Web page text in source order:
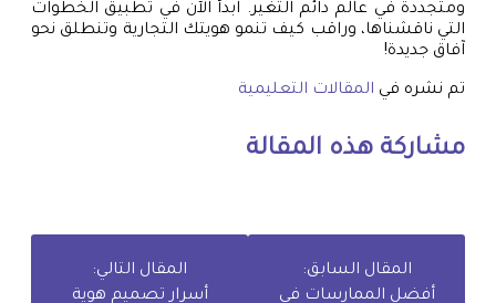
ومتجددة في عالم دائم التغير. ابدأ الآن في تطبيق الخطوات
التي ناقشناها، وراقب كيف تنمو هويتك التجارية وتنطلق نحو
آفاق جديدة!
تم نشره في المقالات التعليمية
مشاركة هذه المقالة
المقال السابق:
أفضل الممارسات في
المقال التالي:
أسرار تصميم هوية